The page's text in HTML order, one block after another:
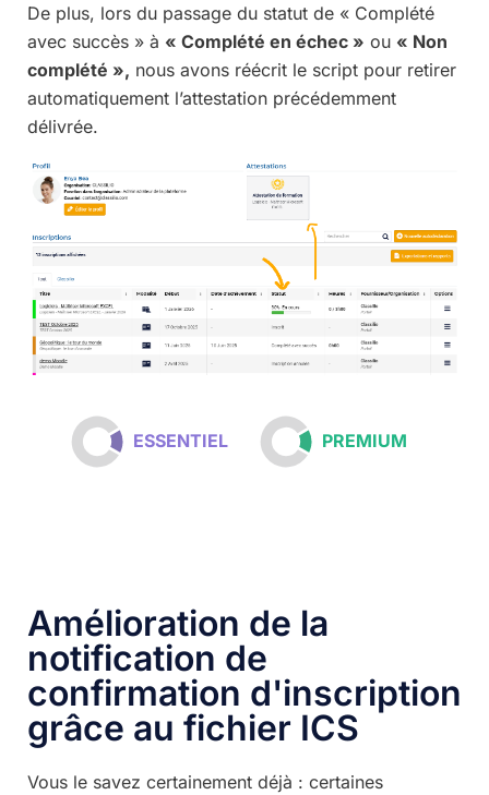
De plus, lors du passage du statut de « Complété
avec succès » à « Complété en échec » ou « Non
complété », nous avons réécrit le script pour retirer
automatiquement l’attestation précédemment
délivrée.
ESSENTIEL PREMIUM
Amélioration de la
notification de
confirmation d'inscription
grâce au fichier ICS
Vous le savez certainement déjà : certaines